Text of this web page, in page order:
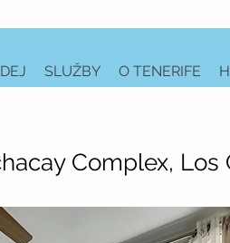
SLUŽBY O TENERIFE
Complex, Los